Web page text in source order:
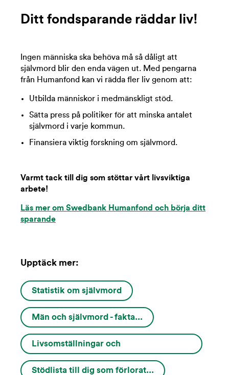
Ditt fondsparande räddar liv!
Ingen människa ska behöva må så dåligt att
självmord blir den enda vägen ut. Med pengarna
från Humanfond kan vi rädda fler liv genom att:
Utbilda människor i medmänskligt stöd.
Sätta press på politiker för att minska antalet
självmord i varje kommun.
Finansiera viktig forskning om självmord.
Varmt tack till dig som stöttar vårt livsviktiga
arbete!
Läs mer om Swedbank Humanfond och börja ditt
sparande
Upptäck mer:
Statistik om självmord
Män och självmord - fakta...
Livsomställningar och
varningssignaler...
Stödlista till dig som förlorat...